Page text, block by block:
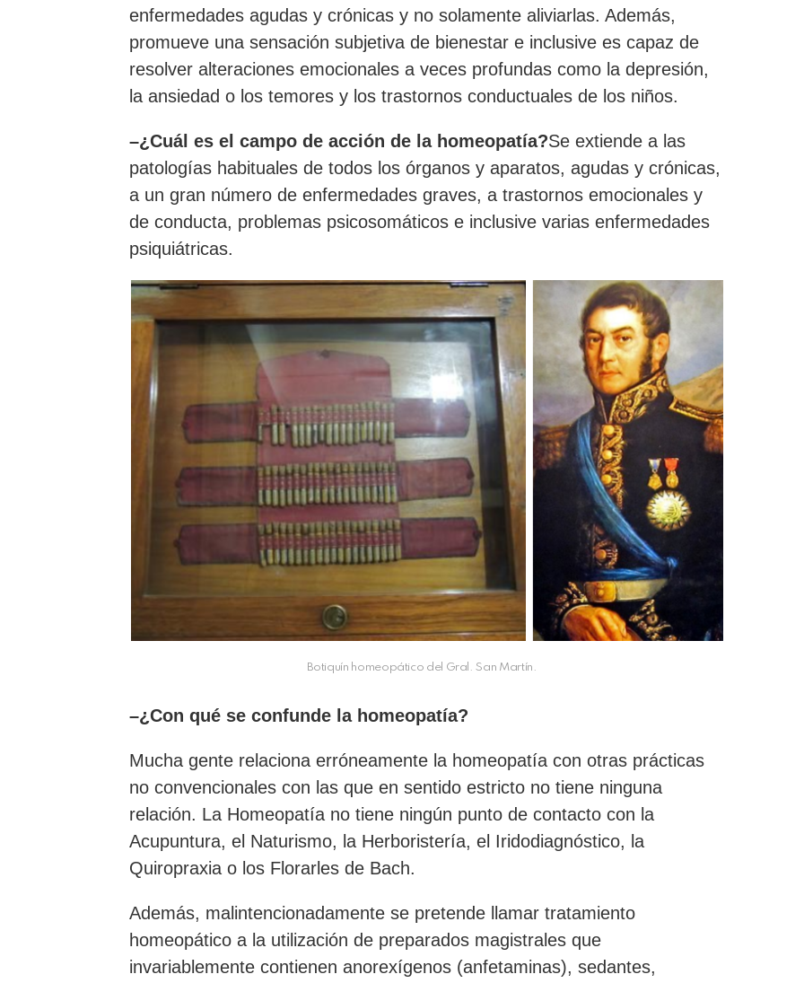
enfermedades agudas y crónicas y no solamente aliviarlas. Además,
promueve una sensación subjetiva de bienestar e inclusive es capaz de
resolver alteraciones emocionales a veces profundas como la depresión,
la ansiedad o los temores y los trastornos conductuales de los niños.
–¿Cuál es el campo de acción de la homeopatía?Se extiende a las
patologías habituales de todos los órganos y aparatos, agudas y crónicas,
a un gran número de enfermedades graves, a trastornos emocionales y
de conducta, problemas psicosomáticos e inclusive varias enfermedades
psiquiátricas.
Botiquín homeopático del Gral. San Martín.
–¿Con qué se confunde la homeopatía?
Mucha gente relaciona erróneamente la homeopatía con otras prácticas
no convencionales con las que en sentido estricto no tiene ninguna
relación. La Homeopatía no tiene ningún punto de contacto con la
Acupuntura, el Naturismo, la Herboristería, el Iridodiagnóstico, la
Quiropraxia o los Florarles de Bach.
Además, malintencionadamente se pretende llamar tratamiento
homeopático a la utilización de preparados magistrales que
invariablemente contienen anorexígenos (anfetaminas), sedantes,